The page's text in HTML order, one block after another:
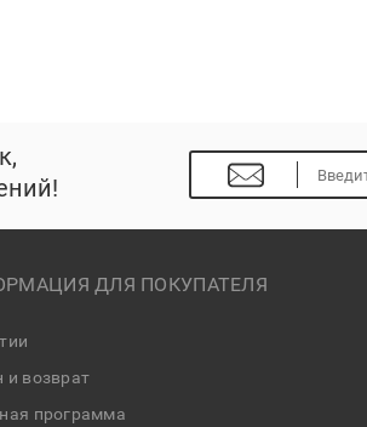
ДЛЯ ПОКУПАТЕЛЯ
и возврат
программа